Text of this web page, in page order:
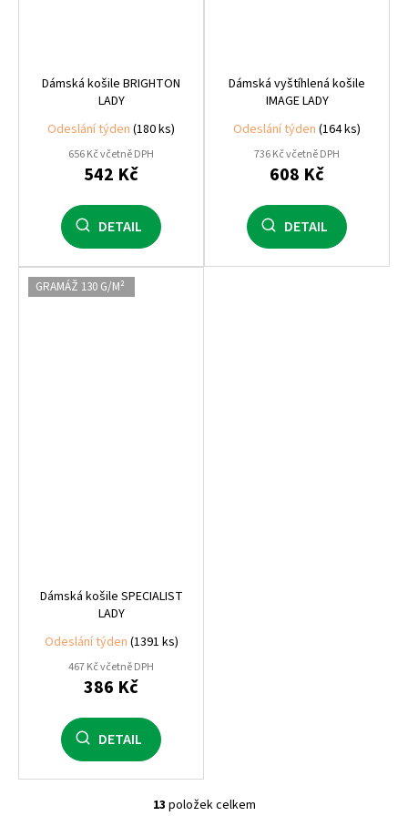
Dámská košile BRIGHTON
LADY
Odeslání týden (180 ks)
656 Kč včetně DPH
542 Kč
DETAIL
Dámská vyštíhlená košile
IMAGE LADY
Odeslání týden (164 ks)
736 Kč včetně DPH
608 Kč
DETAIL
GRAMÁŽ 130 G/M²
Dámská košile SPECIALIST
LADY
Odeslání týden (1391 ks)
467 Kč včetně DPH
386 Kč
DETAIL
13 položek celkem